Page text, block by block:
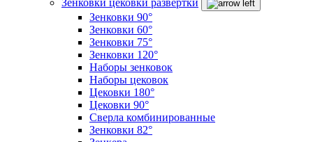
Зенковки цековки развертки
Зенковки 90°
Зенковки 60°
Зенковки 75°
Зенковки 120°
Наборы зенковок
Наборы цековок
Цековки 180°
Цековки 90°
Сверла комбинированные
Зенковки 82°